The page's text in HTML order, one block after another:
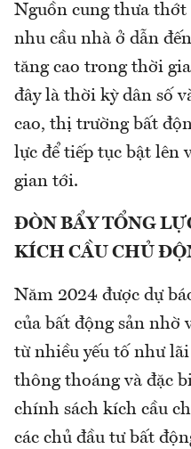
Nguồn cung thưa thớt
nhu cầu nhà ở dẫn
tăng cao trong thời
đây là thời kỳ dân số
cao, thị trường bất
lực để tiếp tục bật lên
gian tới.
ĐÒN BẨY TỔNG
KÍCH CẦU CHỦ
Năm 2024 được dự
của bất động sản nhờ
từ nhiều yếu tố như
thông thoáng và đặc
chính sách kích cầu
các chủ đầu tư bất